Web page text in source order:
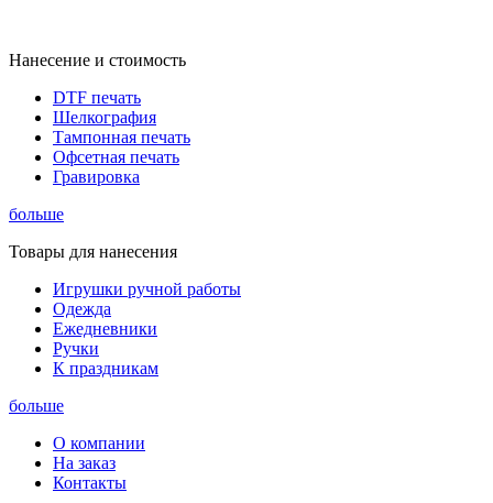
Нанесение и стоимость
DTF печать
Шелкография
Тампонная печать
Офсетная печать
Гравировка
больше
Товары для нанесения
Игрушки ручной работы
Одежда
Ежедневники
Ручки
К праздникам
больше
О компании
На заказ
Контакты